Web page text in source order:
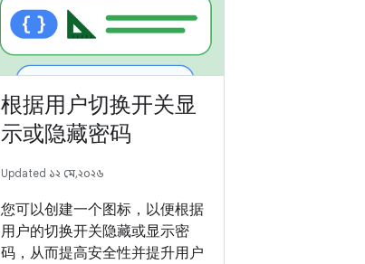
根据用户切换开关显
示或隐藏密码
Updated ১২ মে, ২০২৬
您可以创建一个图标，以便根据
用户的切换开关隐藏或显示密
码，从而提高安全性并提升用户